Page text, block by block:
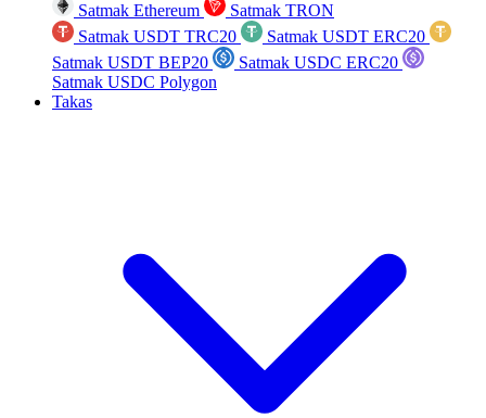
Satmak Ethereum
Satmak TRON
Satmak USDT TRC20
Satmak USDT ERC20
Satmak USDT BEP20
Satmak USDC ERC20
Satmak USDC Polygon
Takas